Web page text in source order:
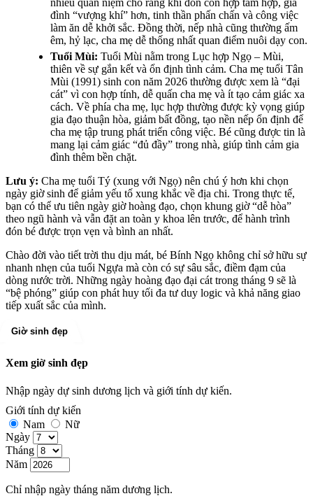
nhiều quan niệm cho rằng khi đón con hợp tam hợp, gia
đình “vượng khí” hơn, tinh thần phấn chấn và công việc
làm ăn dễ khởi sắc. Đồng thời, nếp nhà cũng thường ấm
êm, hỷ lạc, cha mẹ dễ thống nhất quan điểm nuôi dạy con.
Tuổi Mùi: Tuổi Mùi nằm trong Lục hợp Ngọ – Mùi,
thiên về sự gắn kết và ổn định tình cảm. Cha mẹ tuổi Tân
Mùi (1991) sinh con năm 2026 thường được xem là “đại
cát” vì con hợp tính, dễ quấn cha mẹ và ít tạo cảm giác xa
cách. Về phía cha mẹ, lục hợp thường được kỳ vọng giúp
gia đạo thuận hòa, giảm bất đồng, tạo nền nếp ổn định để
cha mẹ tập trung phát triển công việc. Bé cũng được tin là
mang lại cảm giác “đủ đầy” trong nhà, giúp tình cảm gia
đình thêm bền chặt.
Lưu ý: Cha mẹ tuổi Tý (xung với Ngọ) nên chú ý hơn khi chọn
ngày giờ sinh để giảm yếu tố xung khắc về địa chi. Trong thực tế,
bạn có thể ưu tiên ngày giờ hoàng đạo, chọn khung giờ “dễ hòa”
theo ngũ hành và vẫn đặt an toàn y khoa lên trước, để hành trình
đón bé được trọn vẹn và bình an nhất.
Chào đời vào tiết trời thu dịu mát, bé Bính Ngọ không chỉ sở hữu sự
nhanh nhẹn của tuổi Ngựa mà còn có sự sâu sắc, điềm đạm của
dòng nước trời. Những ngày hoàng đạo đại cát trong tháng 9 sẽ là
“bệ phóng” giúp con phát huy tối đa tư duy logic và khả năng giao
tiếp xuất sắc của mình.
Giờ sinh đẹp
Xem giờ sinh đẹp
Nhập ngày dự sinh dương lịch và giới tính dự kiến.
Giới tính dự kiến
Nam
Nữ
Ngày
Tháng
Năm
Chỉ nhập ngày tháng năm dương lịch.